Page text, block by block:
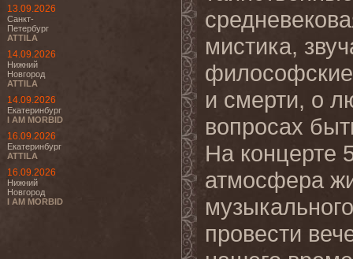
13.09.2026
Санкт-
Петербург
ATTILA
14.09.2026
Нижний
Новгород
ATTILA
14.09.2026
Екатеринбург
I AM MORBID
16.09.2026
Екатеринбург
ATTILA
16.09.2026
Нижний
Новгород
I AM MORBID
мистика,
и смерти, о
вопросах
На концерте
атмосфера
провести